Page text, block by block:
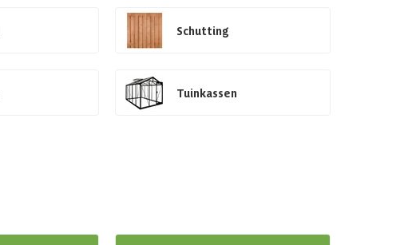
Schutting
Tuinkassen